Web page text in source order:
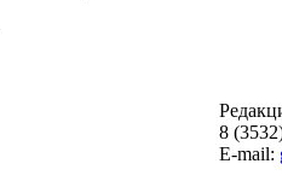
8
E-mail: